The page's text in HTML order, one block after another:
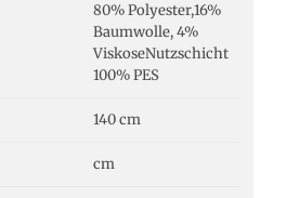
80% Polyester,16%
Baumwolle, 4%
ViskoseNutzschicht
100% PES
140 cm
cm